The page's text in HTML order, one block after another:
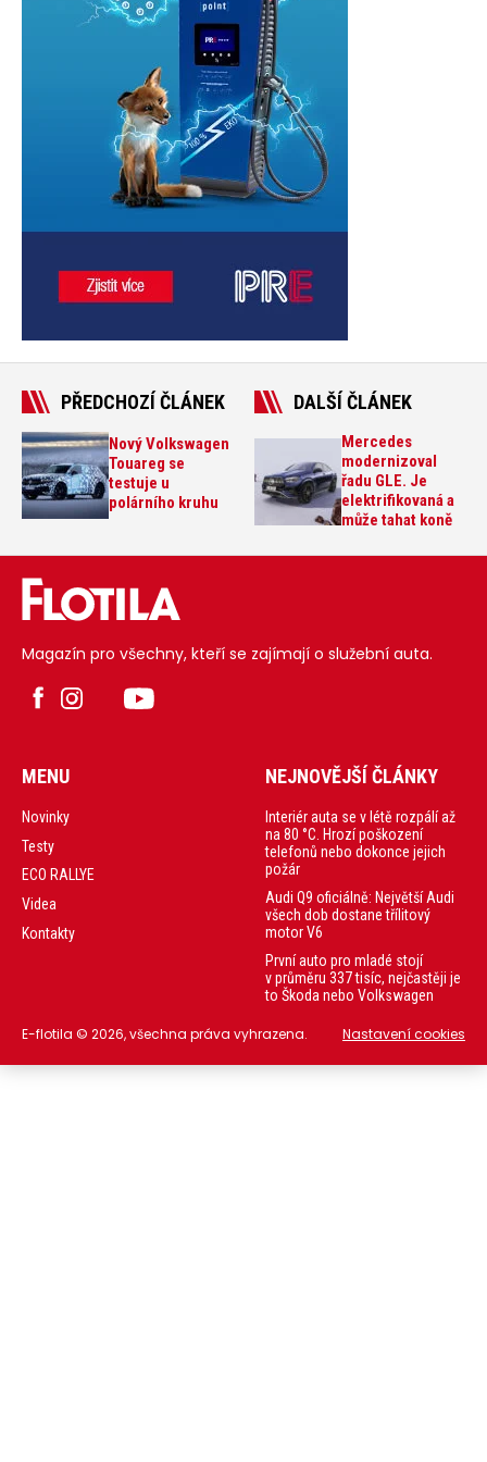
PŘEDCHOZÍ ČLÁNEK
Nový Volkswagen
Touareg se
testuje u
polárního kruhu
DALŠÍ ČLÁNEK
Mercedes
modernizoval
řadu GLE. Je
elektrifikovaná a
může tahat koně
Magazín pro všechny, kteří se zajímají o služební auta.
MENU
Novinky
Testy
ECO RALLYE
Videa
Kontakty
NEJNOVĚJŠÍ ČLÁNKY
Interiér auta se v létě rozpálí až
na 80 °C. Hrozí poškození
telefonů nebo dokonce jejich
požár
Audi Q9 oficiálně: Největší Audi
všech dob dostane třílitový
motor V6
První auto pro mladé stojí
v průměru 337 tisíc, nejčastěji je
to Škoda nebo Volkswagen
E-flotila © 2026, všechna práva vyhrazena. Nastavení cookies